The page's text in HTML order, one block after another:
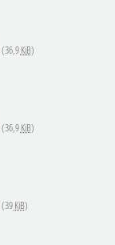
(36,9KiB)
(36,9KiB)
(39KiB)